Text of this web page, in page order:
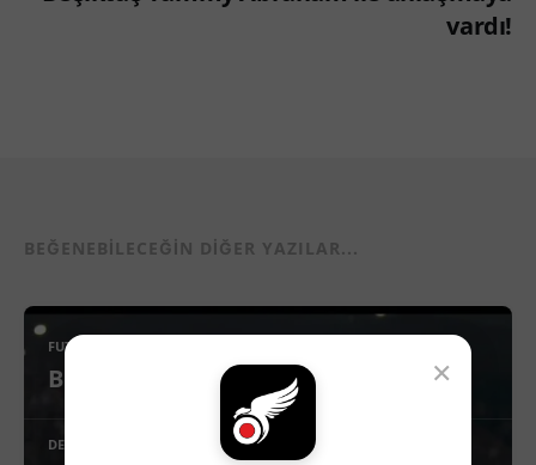
vardı!
BEĞENEBILECEĞIN DIĞER YAZILAR...
FUTBOL
Beşiktaş’ta Sağ Kanat İçin Yeni Aday!
DEVAMINI OKU
×